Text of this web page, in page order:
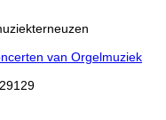
van Orgelmuziek